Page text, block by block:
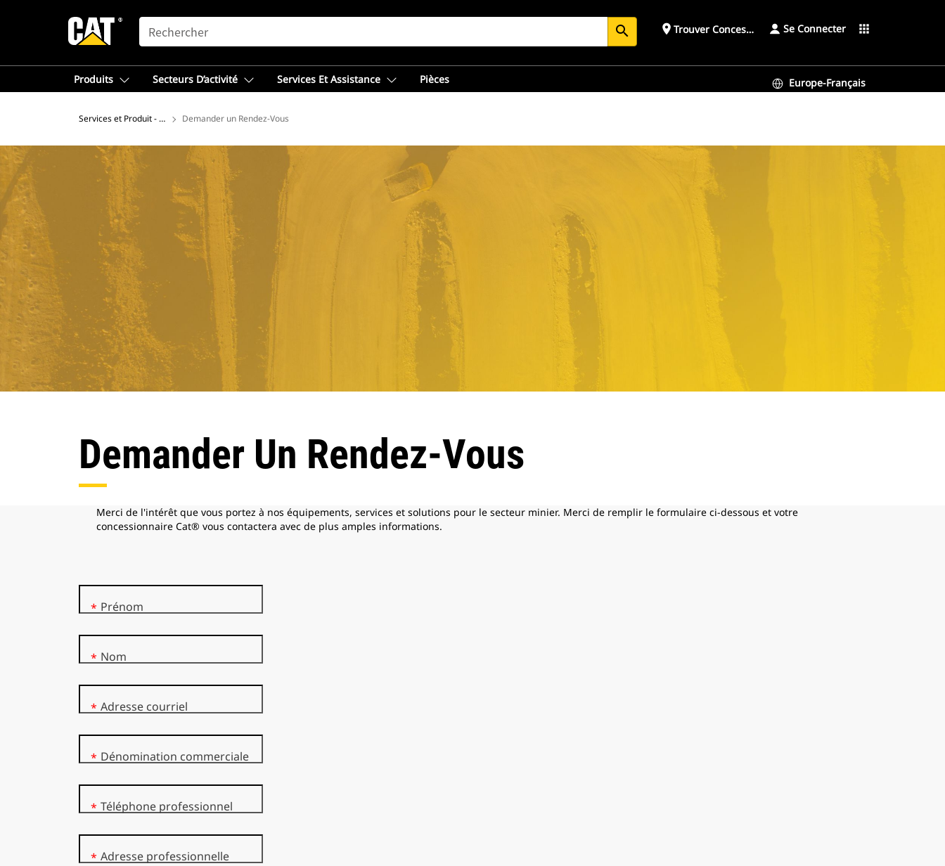
SEARCH search place Trouver ConcessionnaireSe Connecter apps
Produits Secteurs D’activité Services Et Assistance Pièces Europe-Français
Services et Produit - Europe de l'OuestDemander un Rendez-Vous
Demander Un Rendez-Vous
Merci de l'intérêt que vous portez à nos équipements, services et solutions pour le secteur minier. Merci de remplir le formulaire ci-dessous et votre
concessionnaire Cat® vous contactera avec de plus amples informations.
Prénom
*
Nom
*
Adresse courriel
*
Dénomination commerciale
*
Téléphone professionnel
*
Adresse professionnelle
*